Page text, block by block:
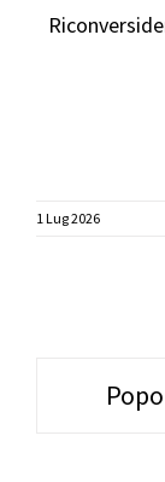
1 Lug 2026